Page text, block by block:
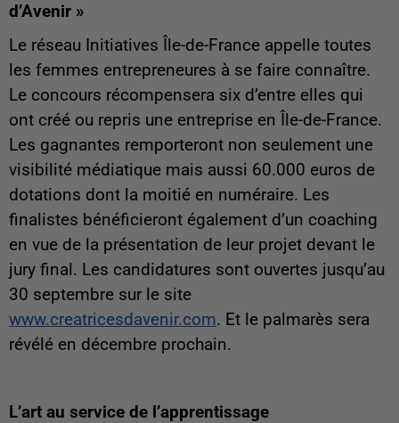
d’Avenir »
Le réseau Initiatives Île-de-France appelle toutes
les femmes entrepreneures à se faire connaître.
Le concours récompensera six d’entre elles qui
ont créé ou repris une entreprise en Île-de-France.
Les gagnantes remporteront non seulement une
visibilité médiatique mais aussi 60.000 euros de
dotations dont la moitié en numéraire. Les
finalistes bénéficieront également d’un coaching
en vue de la présentation de leur projet devant le
jury final. Les candidatures sont ouvertes jusqu’au
30 septembre sur le site
www.creatricesdavenir.com. Et le palmarès sera
révélé en décembre prochain.
L’art au service de l’apprentissage